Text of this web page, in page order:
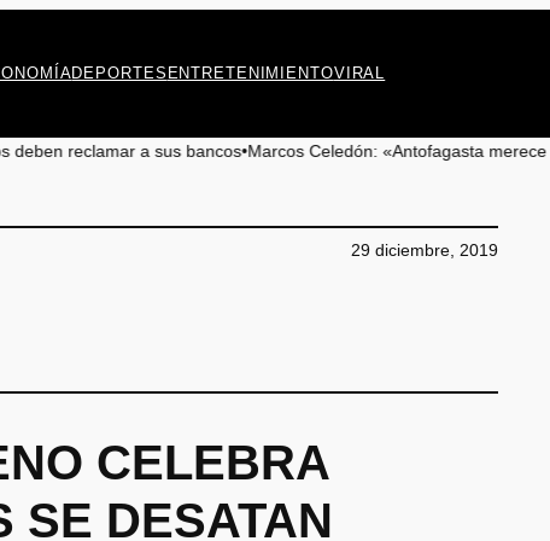
DEPORTES ENTRETENIMIENTOVIRAL
a sus bancos•Marcos Celedón: «Antofagasta merece eventos
29 diciembre, 2019
CELEBRA
SE DESATAN